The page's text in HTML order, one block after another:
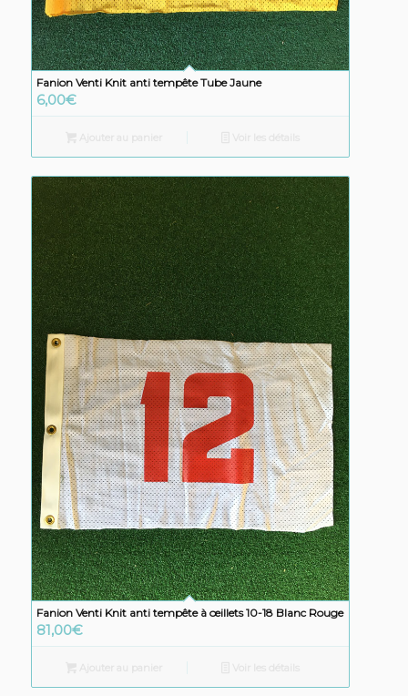
Fanion Venti Knit anti tempête Tube Jaune
6,00€
Fanion Venti Knit anti tempête à œillets 10-18 Blanc Rouge
81,00€